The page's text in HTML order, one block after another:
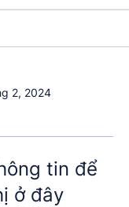
2, 2024
tin để
ở đây